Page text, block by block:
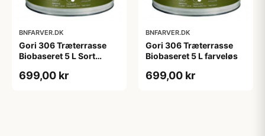
BNFARVER.DK
Gori 306 Træterrasse
Biobaseret 5 L Sort
699,00 kr
BNFARVER.DK
Gori 306 Træterrasse
Biobaseret 5 L farveløs
699,00 kr